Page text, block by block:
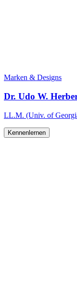
Marken & Designs
Dr. Udo W.
LL.M. (Univ. of
Kennenlernen